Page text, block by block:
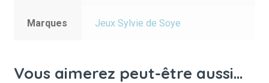
Marques Jeux Sylvie de Soye
Vous aimerez peut-être aussi…